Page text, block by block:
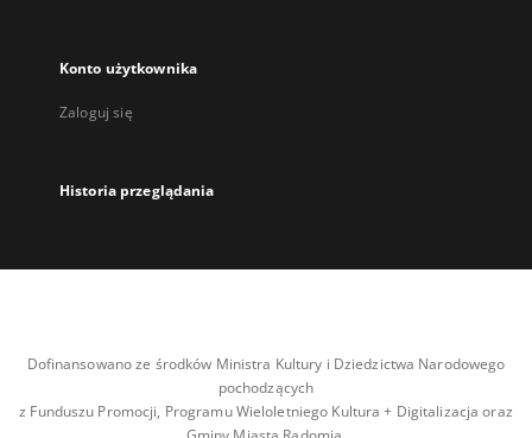
Konto użytkownika
Zaloguj się
Historia przeglądania
Dofinansowano ze środków Ministra Kultury i Dziedzictwa Narodowego
pochodzących
z Funduszu Promocji, Programu Wieloletniego Kultura + Digitalizacja oraz